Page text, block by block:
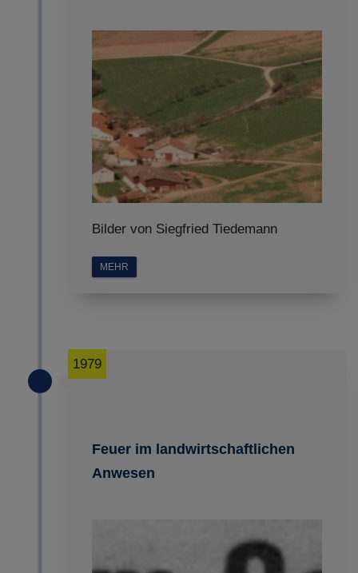
Bilder von Siegfried Tiedemann
MEHR
Feuer im landwirtschaftlichen
Anwesen
1979